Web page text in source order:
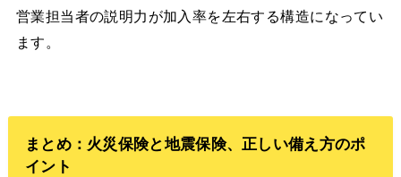
営業担当者の説明力が加入率を左右する構造になってい
ます。
まとめ：火災保険と地震保険、正しい備え方のポ
イント